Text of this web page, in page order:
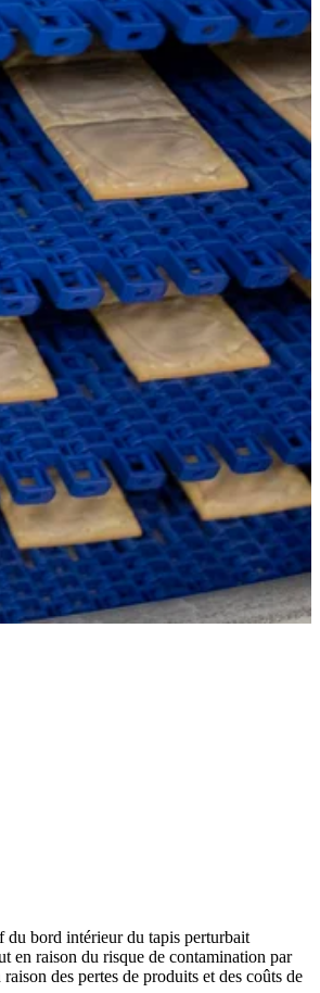
du bord intérieur du tapis perturbait
en raison du risque de contamination par
des pertes de produits et des coûts de